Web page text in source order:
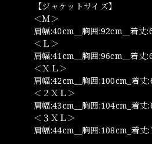
【ジャケットサイズ】
＜Ｍ＞
肩幅:40cm__胸囲:92cm__着丈
＜Ｌ＞
肩幅:41cm__胸囲:96cm__着丈
＜ＸＬ＞
肩幅:42cm__胸囲:100cm_着
＜２ＸＬ＞
肩幅:43cm__胸囲:104cm_着
＜３ＸＬ＞
肩幅:44cm__胸囲:108cm_着